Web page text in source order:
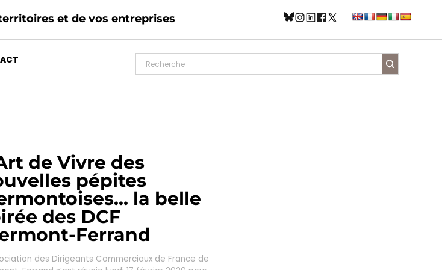
et de vos entreprises
de Vivre des
pépites
la belle
des DCF
Ferrand
des Dirigeants Commerciaux de France de